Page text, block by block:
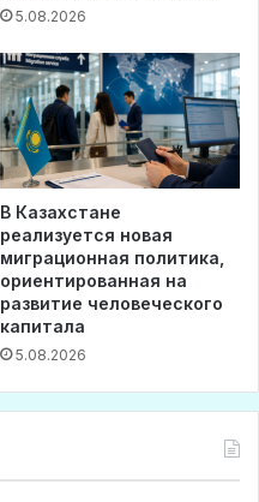
5.08.2026
В Казахстане
реализуется новая
миграционная политика,
ориентированная на
развитие человеческого
капитала
5.08.2026